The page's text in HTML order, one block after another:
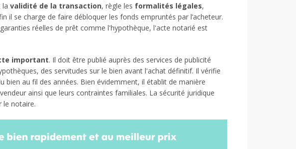
la validité de la transaction, règle les formalités légales,
il se charge de faire débloquer les fonds empruntés par l’acheteur.
réelles de prêt comme l'hypothèque, l'acte notarié est
important. Il doit être publié auprès des services de publicité
des servitudes sur le bien avant l'achat définitif. Il vérifie
bien au fil des années. Bien évidemment, il établit de manière
ainsi que leurs contraintes familiales. La sécurité juridique
le notaire.